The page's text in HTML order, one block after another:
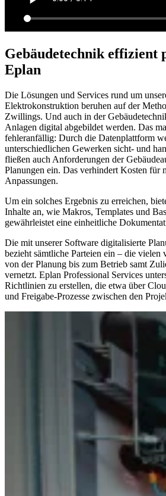
Gebäudetechnik effizient
Eplan
Die Lösungen und Services rund um
Elektrokonstruktion beruhen auf der
Zwillings. Und auch in der
Anlagen digital abgebildet werden. Das
fehleranfällig: Durch die Datenplattform
unterschiedlichen Gewerken sicht- und
fließen auch Anforderungen der
Planungen ein. Das verhindert Kosten für
Anpassungen.
Um ein solches Ergebnis zu erreichen,
Inhalte an, wie Makros, Templates und
gewährleistet eine einheitliche
Die mit unserer Software digitalisierte
bezieht sämtliche Parteien ein – die vielen
von der Planung bis zum Betrieb samt
vernetzt. Eplan Professional Services
Richtlinien zu erstellen, die etwa über
und Freigabe-Prozesse zwischen den